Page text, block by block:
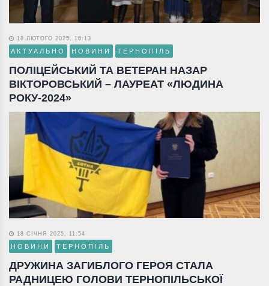
18 ЛЮТОГО 2025, 16:13
АКТУАЛЬНО НОВИНИ ТЕРНОПІЛЬ
ПОЛІЦЕЙСЬКИЙ ТА ВЕТЕРАН НАЗАР
ВІКТОРОВСЬКИЙ – ЛАУРЕАТ «ЛЮДИНА
РОКУ-2024»
18 СІЧНЯ 2025, 11:54
НОВИНИ ТЕРНОПІЛЬ
ДРУЖИНА ЗАГИБЛОГО ГЕРОЯ СТАЛА
РАДНИЦЕЮ ГОЛОВИ ТЕРНОПІЛЬСЬКОЇ